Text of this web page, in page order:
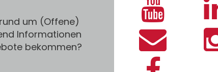
um (Offene)
Informationen
bekommen?